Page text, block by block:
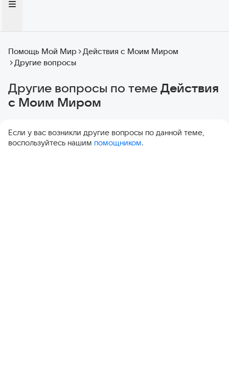
Помощь Мой Мир
Действия с Моим Миром
Другие вопросы
Другие вопросы по теме Действия
с Моим Миром
Если у вас возникли другие вопросы по данной теме,
воспользуйтесь нашим помощником.